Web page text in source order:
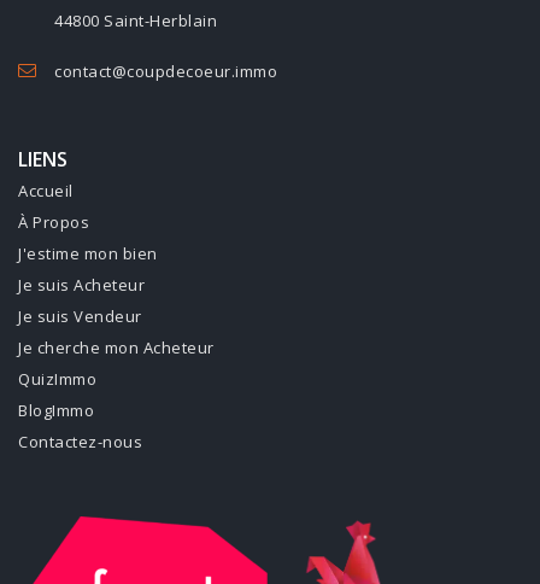
44800 Saint-Herblain
contact@coupdecoeur.immo
LIENS
Accueil
À Propos
J'estime mon bien
Je suis Acheteur
Je suis Vendeur
Je cherche mon Acheteur
QuizImmo
BlogImmo
Contactez-nous